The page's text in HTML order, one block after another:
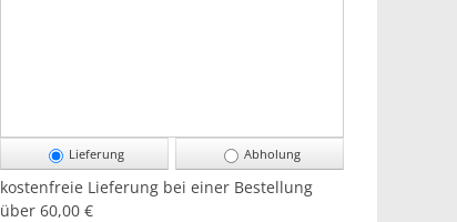
Lieferung Abholung
kostenfreie Lieferung bei einer Bestellung
über 60,00 €